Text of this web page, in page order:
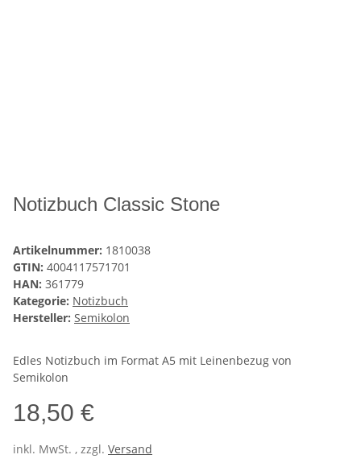
Notizbuch Classic Stone
Artikelnummer: 1810038
GTIN: 4004117571701
HAN: 361779
Kategorie: Notizbuch
Hersteller: Semikolon
Edles Notizbuch im Format A5 mit Leinenbezug von
Semikolon
18,50 €
inkl. MwSt. , zzgl. Versand